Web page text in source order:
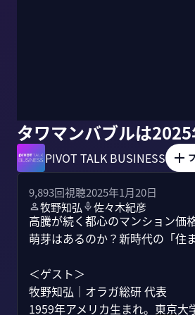
タワマンバブルは
PIVOT TALK BUSINESS
9,893回視聴2025年1月20日
牧野知弘
佐々木紀彦
高騰が続く都心のマンション価
萌芽はあるのか？新時代の「住
＜ゲスト＞
牧野知弘｜オラガ総研 代表
1959年アメリカ生まれ。東京